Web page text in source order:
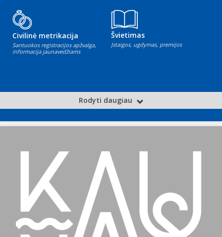
Civilinė metrikacija
Santuokos registracijos apžvalga,
informacija jaunavedžiams
Švietimas
Įstaigos, ugdymas, premijos
Rodyti daugiau